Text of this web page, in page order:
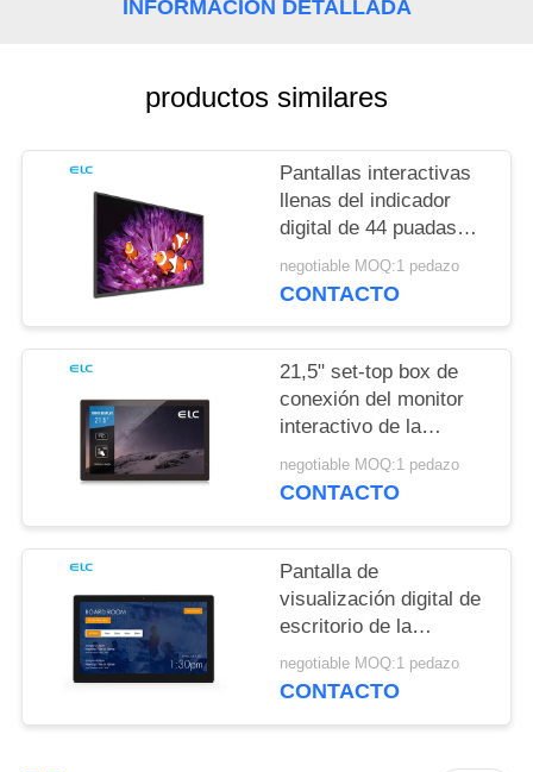
POLÍTICAS
PRIVACIDAD
INFORMACIÓN DETALLADA
productos similares
Pantallas interactivas
llenas del indicador
digital de 44 puadas
HD IPS para la reunión
de la oficina
negotiable MOQ:1 pedazo
CONTACTO
21,5" set-top box de
conexión del monitor
interactivo de la
pantalla táctil
negotiable MOQ:1 pedazo
CONTACTO
Pantalla de
visualización digital de
escritorio de la
señalización de 15,6
puadas que rodea la
negotiable MOQ:1 pedazo
CONTACTO